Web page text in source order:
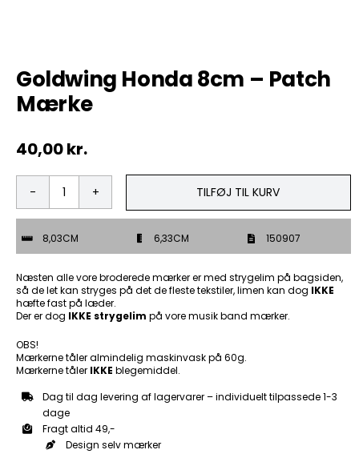
ØL & Spiritus
Goldwing Honda 8cm – Patch
Mærke
40,00kr.
Goldwing
Honda
-
Patch
Mærke
antal
TILFØJ TIL KURV
8,03CM 6,33CM 150907
Næsten alle vore broderede mærker er med strygelim på bagsiden,
så de let kan stryges på det de fleste tekstiler, limen kan dog IKKE
hæfte fast på læder.
Der er dog IKKE strygelim på vore musik band mærker.
OBS!
Mærkerne tåler almindelig maskinvask på 60g.
Mærkerne tåler IKKE blegemiddel.
Dag til dag levering af lagervarer – individuelt tilpassede 1-3
dage
Fragt altid 49,-
Design selv mærker